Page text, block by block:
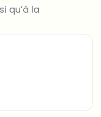
qu’à la